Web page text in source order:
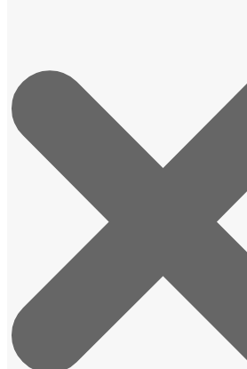
Za darovite učenike,
znanosti, obrazovanja i
osnovnim i srednjim
Čačinaca, Slatine,
dodijelilo je 13.141,46
31 Prosinca, 2025